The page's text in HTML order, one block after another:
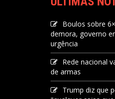
Boulos sobre
demora, governo
urgência
Rede nacional
de armas
Trump diz que